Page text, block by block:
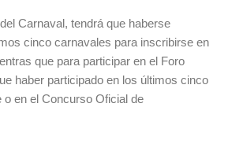
Carnaval, tendrá que haberse
cinco carnavales para inscribirse en
que para participar en el Foro
haber participado en los últimos cinco
en el Concurso Oficial de